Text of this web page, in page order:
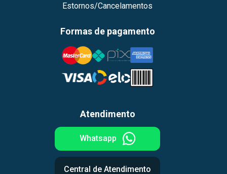
Estornos/Cancelamentos
Formas de pagamento
Atendimento
Whatsapp
Central de Atendimento